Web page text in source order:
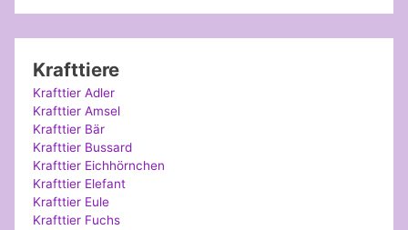
Krafttiere
Krafttier Adler
Krafttier Amsel
Krafttier Bär
Krafttier Bussard
Krafttier Eichhörnchen
Krafttier Elefant
Krafttier Eule
Krafttier Fuchs